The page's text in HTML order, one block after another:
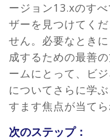
ージョン13.xのす
ザーを見つけてく
せん。必要なときに
成するための最善
ームにとって、ビ
についてさらに学
すます焦点が当てら
次のステップ：